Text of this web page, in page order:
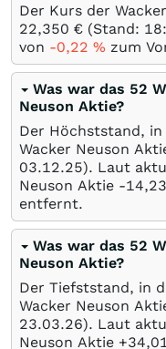
Der Kurs der
22,350 € (Stand:
von -0,22 % zum
Was war das 52
Neuson Aktie?
Der Höchststand,
Wacker Neuson
03.12.25). Laut
Neuson Aktie -14,23
entfernt.
Was war das 52
Neuson Aktie?
Der Tiefststand, in
Wacker Neuson
23.03.26). Laut
Neuson Aktie